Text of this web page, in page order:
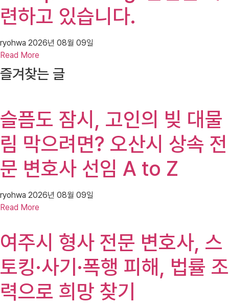
련하고 있습니다.
ryohwa 2026년 08월 09일
Read More
즐겨찾는 글
슬픔도 잠시, 고인의 빚 대물
림 막으려면? 오산시 상속 전
문 변호사 선임 A to Z
ryohwa 2026년 08월 09일
Read More
여주시 형사 전문 변호사, 스
토킹·사기·폭행 피해, 법률 조
력으로 희망 찾기